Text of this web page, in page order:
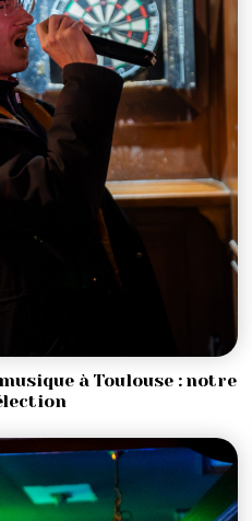
à Toulouse : notre